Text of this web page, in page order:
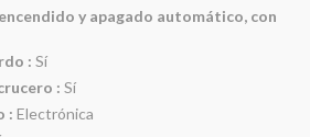
y apagado automático, con
: Sí
: Sí
: Electrónica